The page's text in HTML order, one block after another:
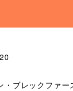
ブレックファー